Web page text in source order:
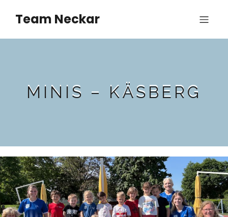
Team Neckar
MINIS – KÄSBERG